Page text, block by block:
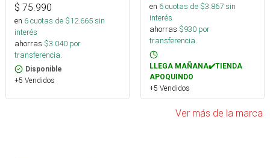
$ 75.990
en 6cuotas de $12.665sin
interés
ahorras $3.040 por
transferencia.
Disponible
+5 Vendidos
en 6cuotas de $3.867sin
interés
ahorras $930 por
transferencia.
LLEGA MAÑANA✔️TIENDA
APOQUINDO
+5 Vendidos
Ver más de la marca